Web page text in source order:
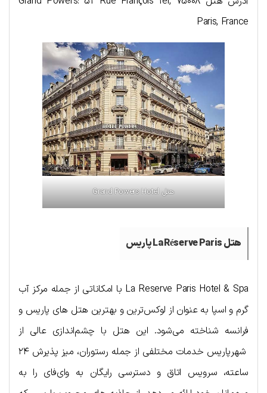
Paris, France
هتل Grand Powers Hotel
هتل La Réserve Paris پاریس
La Reserve Paris Hotel & Spa با امکاناتی از جمله مرکز آب
گرم و اسپا به عنوان از لوکس‌ترین و بهترین هتل های پاریس و
فرانسه شناخته می‌شود. این هتل با چشم‌اندازی عالی از
شهرپاریس خدمات مختلفی از جمله رستوران، میز پذیرش ۲۴
ساعته، سرویس اتاق و دسترسی رایگان به وای‌فای را به